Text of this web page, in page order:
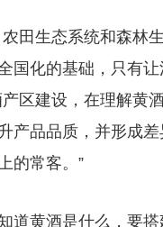
田生态系统和森林
国化的基础，只有
区建设，在理解黄
产品品质，并形成
的常客。”
黄酒是什么，要搭